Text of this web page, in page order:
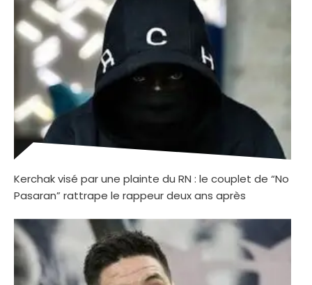
Kerchak visé par une plainte du RN : le couplet de “No
Pasaran” rattrape le rappeur deux ans après